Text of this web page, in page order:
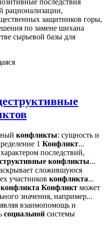
последствия
рационализации,
защитников горы,
по замене шихана
сырьевой базы для
конфликты: сущность и
1 Конфликт...
последствий,
конфликты...
сложившуюся
участников конфликта...
конфликта Конфликт может
значения, например...
взаимопомощь и
социальной системы